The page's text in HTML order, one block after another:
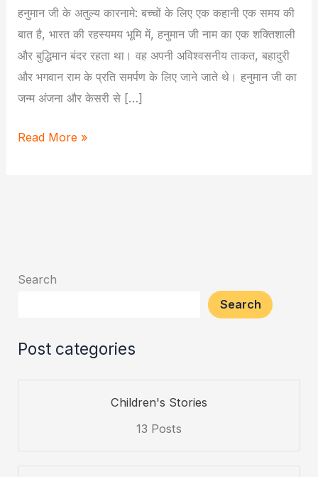
हनुमान जी के अतुल्य कारनामे: बच्चों के लिए एक कहानी एक समय की
बात है, भारत की रहस्यमय भूमि में, हनुमान जी नाम का एक शक्तिशाली
और बुद्धिमान बंदर रहता था। वह अपनी अविश्वसनीय ताकत, बहादुरी
और भगवान राम के प्रति समर्पण के लिए जाने जाते थे। हनुमान जी का
जन्म अंजना और केसरी से […]
The
Story
Read More »
Search
Search
Post categories
Children's Stories
13 Posts